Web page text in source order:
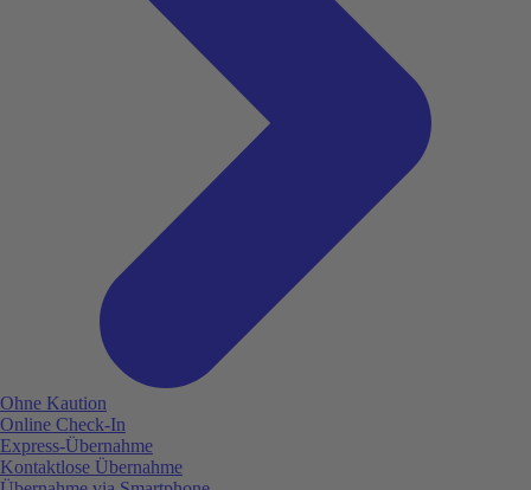
Ohne Kaution
Online Check-In
Express-Übernahme
Kontaktlose Übernahme